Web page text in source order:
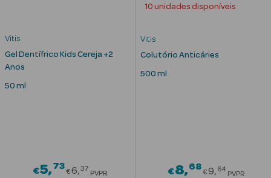
Ver Tudo
Vitis
Gel Dentífrico Kids Cereja +2
Anos
50 ml
€5 73Price reduced from
€6 37
PVPR
10 unidades disponíveis
Vitis
Colutório Anticáries
500 ml
€8 68Price
€9 64
PVPR